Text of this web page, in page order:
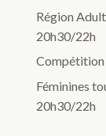
Région
20h30/22h
Compétition
Féminines
20h30/22h